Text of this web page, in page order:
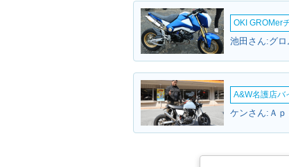
OKI GROMer
池田さん:グロ
A&W名護店バ
ケンさん:Ａ